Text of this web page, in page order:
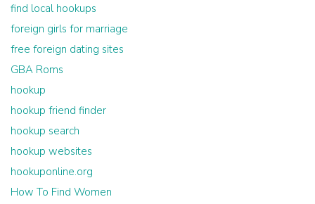
find local hookups
foreign girls for marriage
free foreign dating sites
GBA Roms
hookup
hookup friend finder
hookup search
hookup websites
hookuponline.org
How To Find Women